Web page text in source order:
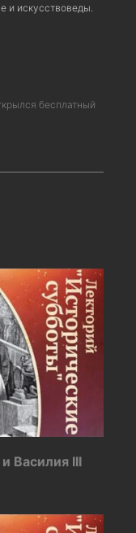
и искусствоведы.
бесплатный
Василия III